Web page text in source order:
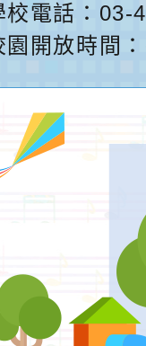
校電話：03-
園開放時間